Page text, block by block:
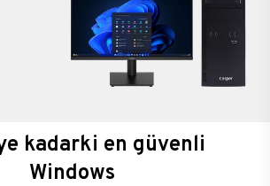
kadarki en güvenli
Windows